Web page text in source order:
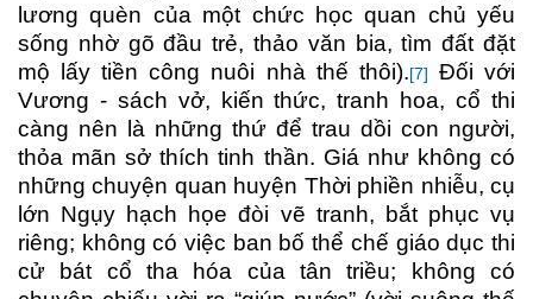
lương quèn của một chức học quan chủ yếu
sống nhờ gõ đầu trẻ, thảo văn bia, tìm đất đặt
mộ lấy tiền công nuôi nhà thế thôi).[7]
Đối với
Vương - sách vở, kiến thức, tranh hoa, cổ thi
càng nên là những thứ để trau dồi con người,
thỏa mãn sở thích tinh thần. Giá như không có
những chuyện quan huyện Thời phiền nhiễu, cụ
lớn Ngụy hạch họe đòi vẽ tranh, bắt phục vụ
riêng; không có việc ban bố thể chế giáo dục thi
cử bát cổ tha hóa của tân triều; không có